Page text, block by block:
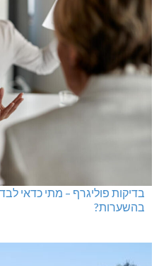
בדיקות פוליגרף – מתי כדאי
בהשערות?